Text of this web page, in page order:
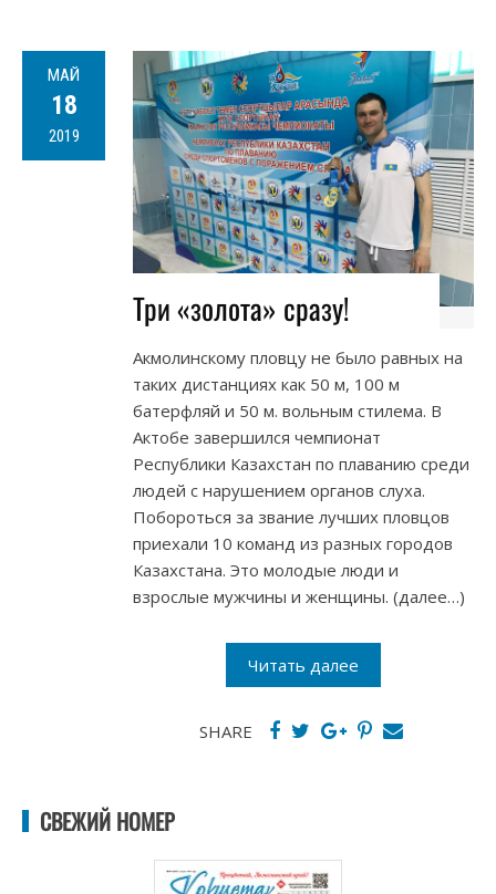
МАЙ
18
2019
Три «золота» сразу!
Акмолинскому пловцу не было равных на
таких дистанциях как 50 м, 100 м
батерфляй и 50 м. вольным стилема. В
Актобе завершился чемпионат
Республики Казахстан по плаванию среди
людей с нарушением органов слуха.
Побороться за звание лучших пловцов
приехали 10 команд из разных городов
Казахстана. Это молодые люди и
взрослые мужчины и женщины. (далее…)
Читать далее
SHARE
СВЕЖИЙ НОМЕР